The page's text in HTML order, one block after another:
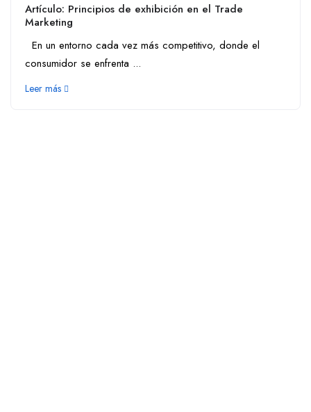
Artículo: Principios de exhibición en el Trade
Marketing
En un entorno cada vez más competitivo, donde el
consumidor se enfrenta ...
Leer más